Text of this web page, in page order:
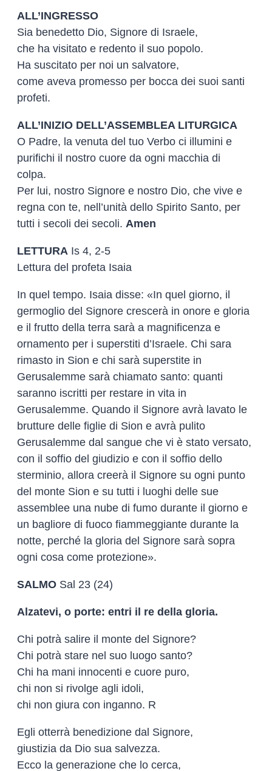
ALL’INGRESSO
Sia benedetto Dio, Signore di Israele,
che ha visitato e redento il suo popolo.
Ha suscitato per noi un salvatore,
come aveva promesso per bocca dei suoi santi
profeti.
ALL’INIZIO DELL’ASSEMBLEA LITURGICA
O Padre, la venuta del tuo Verbo ci illumini e
purifichi il nostro cuore da ogni macchia di
colpa.
Per lui, nostro Signore e nostro Dio, che vive e
regna con te, nell’unità dello Spirito Santo, per
tutti i secoli dei secoli. Amen
LETTURA Is 4, 2-5
Lettura del profeta Isaia
In quel tempo. Isaia disse: «In quel giorno, il
germoglio del Signore crescerà in onore e gloria
e il frutto della terra sarà a magnificenza e
ornamento per i superstiti d’Israele. Chi sara
rimasto in Sion e chi sarà superstite in
Gerusalemme sarà chiamato santo: quanti
saranno iscritti per restare in vita in
Gerusalemme. Quando il Signore avrà lavato le
brutture delle figlie di Sion e avrà pulito
Gerusalemme dal sangue che vi è stato versato,
con il soffio del giudizio e con il soffio dello
sterminio, allora creerà il Signore su ogni punto
del monte Sion e su tutti i luoghi delle sue
assemblee una nube di fumo durante il giorno e
un bagliore di fuoco fiammeggiante durante la
notte, perché la gloria del Signore sarà sopra
ogni cosa come protezione».
SALMO Sal 23 (24)
Alzatevi, o porte: entri il re della gloria.
Chi potrà salire il monte del Signore?
Chi potrà stare nel suo luogo santo?
Chi ha mani innocenti e cuore puro,
chi non si rivolge agli idoli,
chi non giura con inganno. R
Egli otterrà benedizione dal Signore,
giustizia da Dio sua salvezza.
Ecco la generazione che lo cerca,